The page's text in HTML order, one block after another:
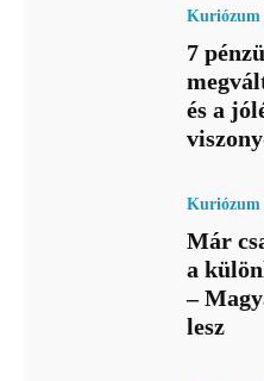
Kuriózum
7
és a
Kuriózum
Már
a
–
lesz